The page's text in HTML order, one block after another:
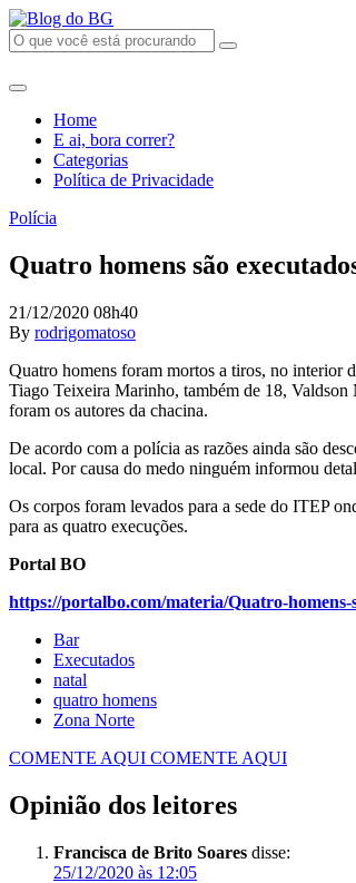
Home
E ai, bora correr?
Categorias
Política de Privacidade
Polícia
Quatro homens são
21/12/2020 08h40
By rodrigomatoso
Quatro homens foram mortos a tiros, no interior
Tiago Teixeira Marinho, também de 18, Valdson
foram os autores da chacina.
De acordo com a polícia as razões ainda são
local. Por causa do medo ninguém informou
Os corpos foram levados para a sede do ITEP
para as quatro execuções.
Portal BO
https://portalbo.com/materia/Quatro-
Bar
Executados
natal
quatro homens
Zona Norte
COMENTE AQUI COMENTE AQUI
Opinião dos leitores
Francisca de Brito Soares disse:
25/12/2020 às 12:05